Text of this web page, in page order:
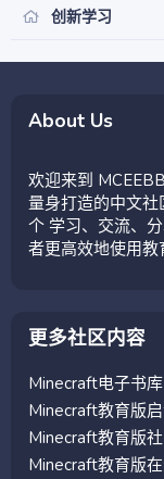
创新学习
About Us
欢迎来到
量身打造的中文
个 学习、交流、
者更高效地使用教
更多社区内容
Minecraft电子书库
Minecraft教育版
Minecraft教育版
Minecraft教育版